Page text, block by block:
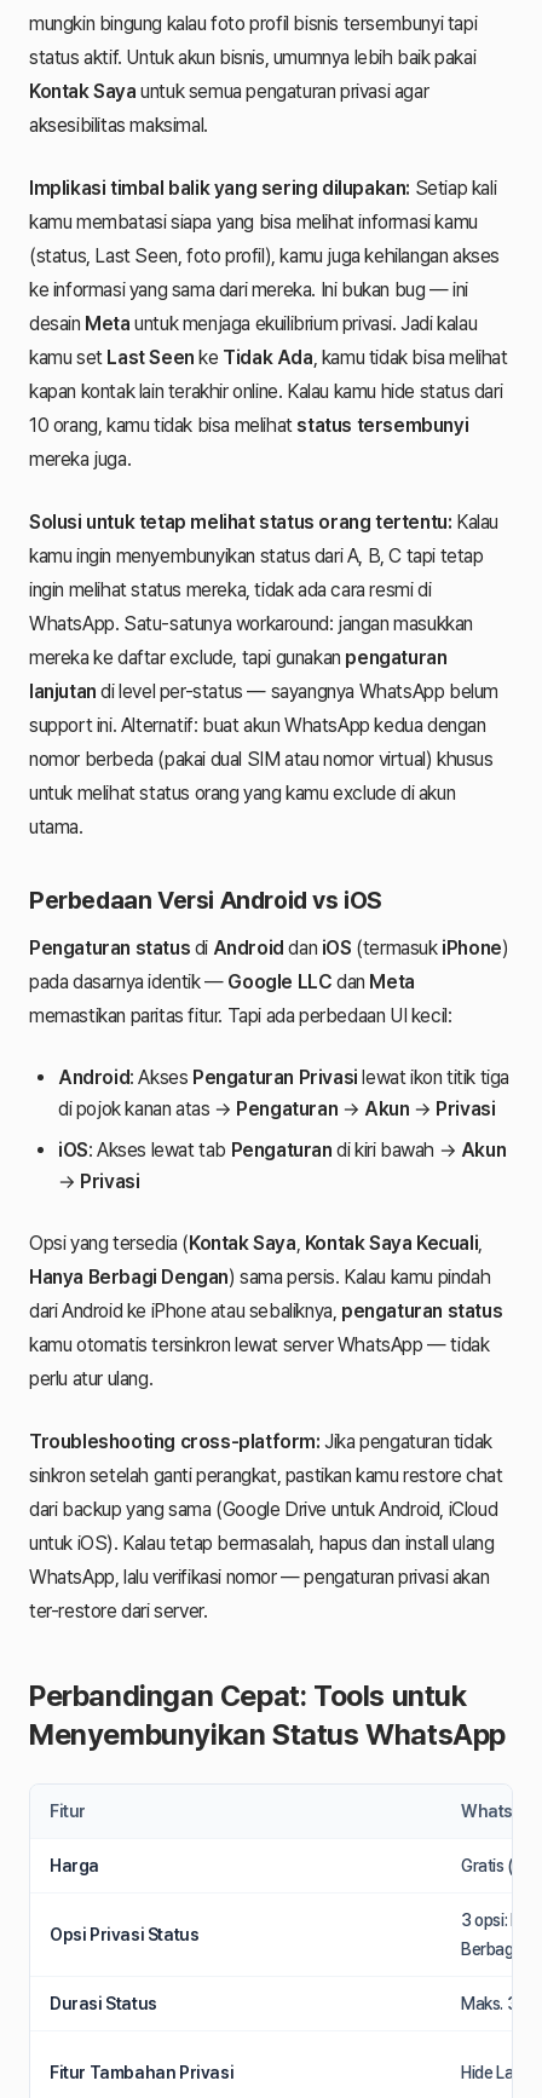
mungkin bingung kalau foto profil bisnis tersembunyi tapi
status aktif. Untuk akun bisnis, umumnya lebih baik pakai
Kontak Saya untuk semua pengaturan privasi agar
aksesibilitas maksimal.
Implikasi timbal balik yang sering dilupakan: Setiap kali
kamu membatasi siapa yang bisa melihat informasi kamu
(status, Last Seen, foto profil), kamu juga kehilangan akses
ke informasi yang sama dari mereka. Ini bukan bug — ini
desain Meta untuk menjaga ekuilibrium privasi. Jadi kalau
kamu set Last Seen ke Tidak Ada, kamu tidak bisa melihat
kapan kontak lain terakhir online. Kalau kamu hide status dari
10 orang, kamu tidak bisa melihatstatus tersembunyi
mereka juga.
Solusi untuk tetap melihat status orang tertentu: Kalau
kamu ingin menyembunyikan status dari A, B, C tapi tetap
ingin melihat status mereka, tidak ada cara resmi di
WhatsApp. Satu-satunya workaround: jangan masukkan
mereka ke daftar exclude, tapi gunakan pengaturan
lanjutan di level per-status — sayangnya WhatsApp belum
support ini. Alternatif: buat akun WhatsApp kedua dengan
nomor berbeda (pakai dual SIM atau nomor virtual) khusus
untuk melihat status orang yang kamu exclude di akun
utama.
Perbedaan Versi Android vs iOS
Pengaturan status di Android dan iOS (termasuk iPhone)
pada dasarnya identik — Google LLC dan Meta
memastikan paritas fitur. Tapi ada perbedaan UI kecil:
Android: Akses Pengaturan Privasi lewat ikon titik tiga
di pojok kanan atas → Pengaturan → Akun → Privasi
iOS: Akses lewat tab Pengaturan di kiri bawah → Akun
→ Privasi
Opsi yang tersedia (Kontak Saya, Kontak Saya Kecuali,
Hanya Berbagi Dengan) sama persis. Kalau kamu pindah
dari Android ke iPhone atau sebaliknya, pengaturan status
kamu otomatis tersinkron lewat server WhatsApp — tidak
perlu atur ulang.
Troubleshooting cross-platform: Jika pengaturan tidak
sinkron setelah ganti perangkat, pastikan kamu restore chat
dari backup yang sama (Google Drive untuk Android, iCloud
untuk iOS). Kalau tetap bermasalah, hapus dan install ulang
WhatsApp, lalu verifikasi nomor — pengaturan privasi akan
ter-restore dari server.
Perbandingan Cepat: Tools untuk
Menyembunyikan Status WhatsApp
Fitur
Harga Gratis
Opsi Privasi Status
3 opsi:
Berbagi
Durasi Status Maks. 30
Fitur Tambahan Privasi Hide Last